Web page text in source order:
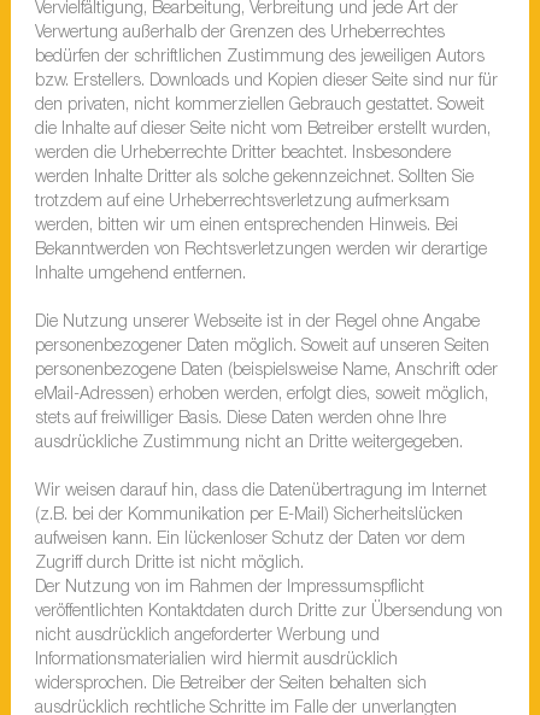
Vervielfältigung, Bearbeitung, Verbreitung und jede Art der
Verwertung außerhalb der Grenzen des Urheberrechtes
bedürfen der schriftlichen Zustimmung des jeweiligen Autors
bzw. Erstellers. Downloads und Kopien dieser Seite sind nur für
den privaten, nicht kommerziellen Gebrauch gestattet. Soweit
die Inhalte auf dieser Seite nicht vom Betreiber erstellt wurden,
werden die Urheberrechte Dritter beachtet. Insbesondere
werden Inhalte Dritter als solche gekennzeichnet. Sollten Sie
trotzdem auf eine Urheberrechtsverletzung aufmerksam
werden, bitten wir um einen entsprechenden Hinweis. Bei
Bekanntwerden von Rechtsverletzungen werden wir derartige
Inhalte umgehend entfernen.
Die Nutzung unserer Webseite ist in der Regel ohne Angabe
personenbezogener Daten möglich. Soweit auf unseren Seiten
personenbezogene Daten (beispielsweise Name, Anschrift oder
eMail-Adressen) erhoben werden, erfolgt dies, soweit möglich,
stets auf freiwilliger Basis. Diese Daten werden ohne Ihre
ausdrückliche Zustimmung nicht an Dritte weitergegeben.
Wir weisen darauf hin, dass die Datenübertragung im Internet
(z.B. bei der Kommunikation per E-Mail) Sicherheitslücken
aufweisen kann. Ein lückenloser Schutz der Daten vor dem
Zugriff durch Dritte ist nicht möglich.
Der Nutzung von im Rahmen der Impressumspflicht
veröffentlichten Kontaktdaten durch Dritte zur Übersendung von
nicht ausdrücklich angeforderter Werbung und
Informationsmaterialien wird hiermit ausdrücklich
widersprochen. Die Betreiber der Seiten behalten sich
ausdrücklich rechtliche Schritte im Falle der unverlangten